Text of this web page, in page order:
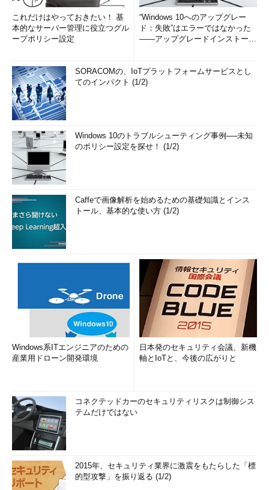
これだけはやっておきたい！ 基
本的なサーバー管理に役立つグル
ープポリシー設定
“Windows 10へのアップグレー
ド：失敗”はエラーではなかった
――アップグレードインストール
SORACOMの、IoTプラットフォームサービスとし
てのインパクト (1/2)
Windows 10のトラブルシューティング事例──未知
のポリシー設定を探せ！ (1/2)
Caffeで画像解析を始めるための基礎知識とインス
トール、基本的な使い方 (1/2)
Windows系ITエンジニアのための
産業用ドローン開発環境
日本発のセキュリティ会議、新機
軸とIoTと、今後の広がりと
コネクテッドカーのセキュリティリスクは制御シス
テムだけではない
2015年、セキュリティ業界に激震をもたらした「標
的型攻撃」を振り返る (1/2)